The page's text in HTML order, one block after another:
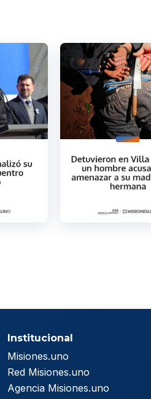
Institucional
Misiones.uno
Red Misiones.uno
Agencia Misiones.uno